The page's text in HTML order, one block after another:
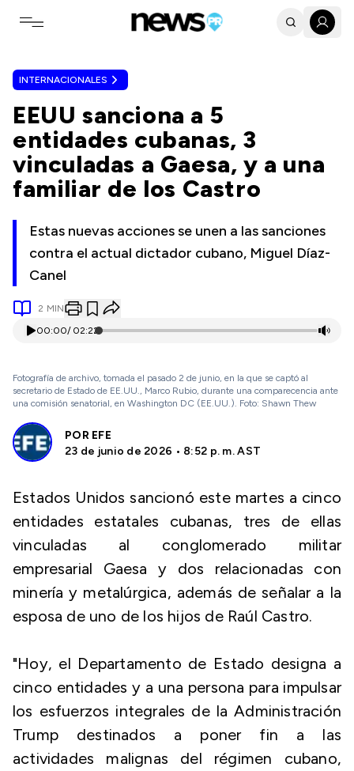
Toggle navigation menu
INTERNACIONALES
EEUU sanciona a 5
entidades cubanas, 3
vinculadas a Gaesa, y a una
familiar de los Castro
Estas nuevas acciones se unen a las sanciones
contra el actual dictador cubano, Miguel Díaz-
Canel
2 MIN
00:00/ 02:22
Fotografía de archivo, tomada el pasado 2 de junio, en la que se captó al
secretario de Estado de EE.UU., Marco Rubio, durante una comparecencia ante
una comisión senatorial, en Washington DC (EE.UU.). Foto: Shawn Thew
POR EFE
23 de junio de 2026 • 8:52 p. m. AST
Estados Unidos sancionó este martes a cinco
entidades estatales cubanas, tres de ellas
vinculadas al conglomerado militar
empresarial Gaesa y dos relacionadas con
minería y metalúrgica, además de señalar a la
esposa de uno de los hijos de Raúl Castro.
"Hoy, el Departamento de Estado designa a
cinco entidades y a una persona para impulsar
los esfuerzos integrales de la Administración
Trump destinados a poner fin a las
actividades malignas del régimen cubano,